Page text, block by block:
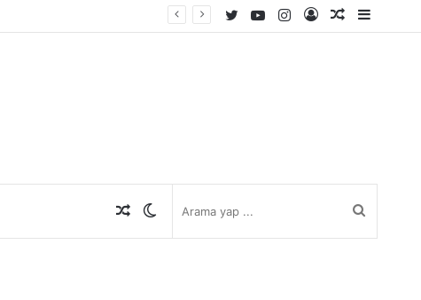
Rastgele
Kayıt
Instagram
YouTube
Twitter
Rastgele